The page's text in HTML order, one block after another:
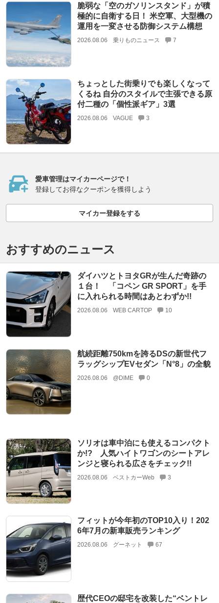
脆弱な「空のガソリンスタンド」が積
極的に自衛する日！ 米空軍、大型機の
運用を一変させる防御システム構想
2026.08.06 乗りものニュース 7
ちょっとした街乗りでも楽しくなって
くるね 自分のスタイルで主張できる原
付二種の「個性派ギア」3選
2026.08.06 VAGUE 3
愛車管理はマイカーページで！
登録してお得なクーポンを獲得しよう
マイカー登録をする
おすすめのニュース
ダイハツとトヨタGRが生んだ奇跡の
１台！ 「コペン GR SPORT」を手
に入れられる時間はあとわずか!!
2026.08.06 WEB CARTOP 10
航続距離750kmを誇るDSの新世代フ
ラッグシップEVセダン「N°8」の全貌
2026.08.06 @DIME 0
ソリオは車中泊にも使えるコンパクト
か!? 人気ハイトワゴンのシートアレ
ンジと寝られる広さをチェック!!
2026.08.06 ベストカーWeb 3
フィットが今年初のTOP10入り！202
6年7月の新車販売ランキング
2026.08.06 グーネット 67
歴代CEOの邸宅を改装した“ベントレ